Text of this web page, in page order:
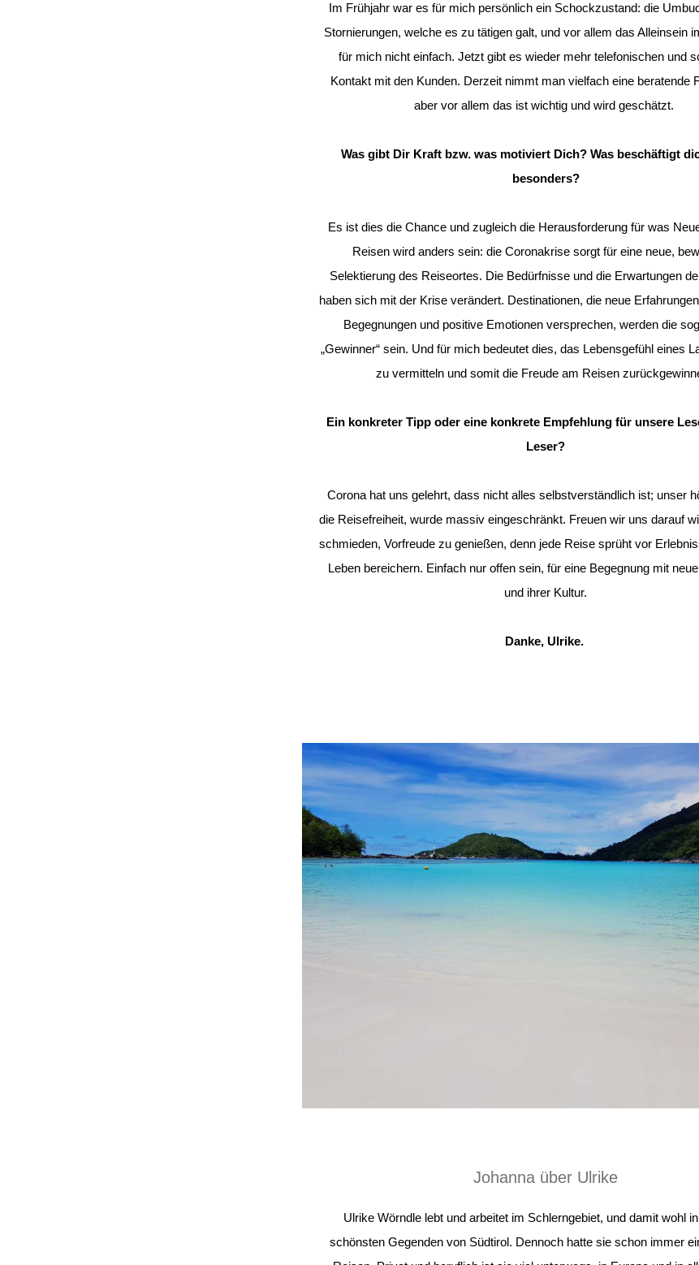
Im Frühjahr war es für mich persönlich ein Schockzustand: die
Stornierungen, welche es zu tätigen galt, und vor allem das Alleinsein
für mich nicht einfach. Jetzt gibt es wieder mehr telefonischen und
Kontakt mit den Kunden. Derzeit nimmt man vielfach eine beratende
aber vor allem das ist wichtig und wird geschätzt.
Was gibt Dir Kraft bzw. was motiviert Dich? Was beschäftigt
besonders?
Es ist dies die Chance und zugleich die Herausforderung für was
Reisen wird anders sein: die Coronakrise sorgt für eine neue,
Selektierung des Reiseortes. Die Bedürfnisse und die Erwartungen
haben sich mit der Krise verändert. Destinationen, die neue
Begegnungen und positive Emotionen versprechen, werden die
„Gewinner“ sein. Und für mich bedeutet dies, das Lebensgefühl eines
zu vermitteln und somit die Freude am Reisen
Ein konkreter Tipp oder eine konkrete Empfehlung für unsere
Leser?
Corona hat uns gelehrt, dass nicht alles selbstverständlich ist; unser
die Reisefreiheit, wurde massiv eingeschränkt. Freuen wir uns darauf
schmieden, Vorfreude zu genießen, denn jede Reise sprüht vor
Leben bereichern. Einfach nur offen sein, für eine Begegnung mit
und ihrer Kultur.
Danke, Ulrike.
Johanna über Ulrike
Ulrike Wörndle lebt und arbeitet im Schlerngebiet, und damit wohl
schönsten Gegenden von Südtirol. Dennoch hatte sie schon immer